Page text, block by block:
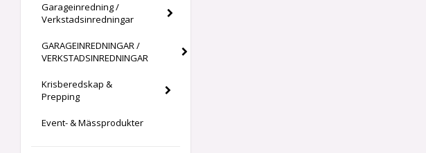
Garageinredning /
Verkstadsinredningar
GARAGEINREDNINGAR /
VERKSTADSINREDNINGAR
Krisberedskap &
Prepping
Event- & Mässprodukter